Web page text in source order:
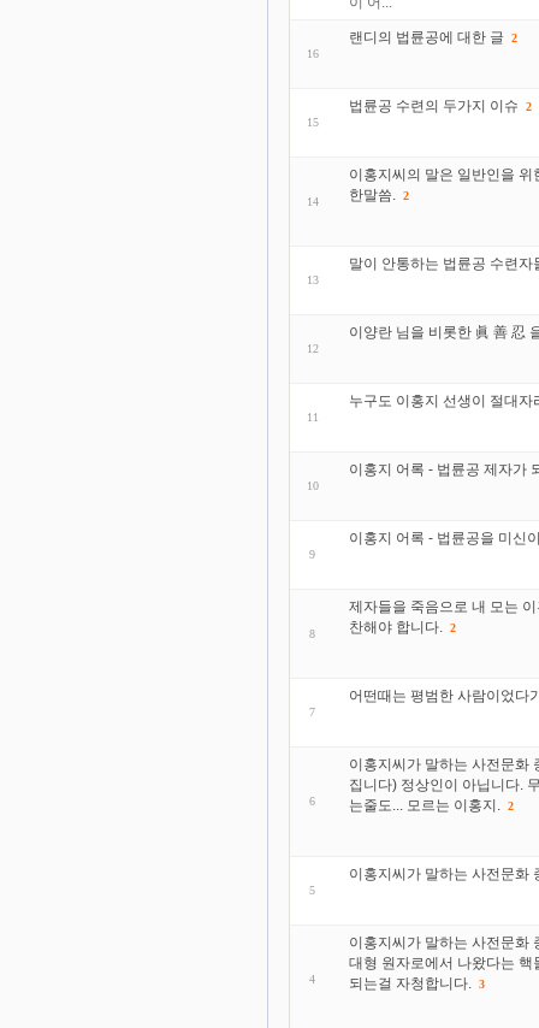
16
랜디의 법륜공에 대한 글 2
15
법륜공 수련의 두가지 이슈 2
14
이홍지씨의 말은 일반인을
한말씀.
2
13
말이 안통하는 법륜공 수련자
12
이양란 님을 비롯한 眞 善 忍
11
누구도 이홍지 선생이 절대
10
이홍지 어록 - 법륜공 제자가
9
이홍지 어록 - 법륜공을 미신
8
제자들을 죽음으로 내 모는
찬해야 합니다.
2
7
어떤때는 평범한 사람이었다
6
이홍지씨가 말하는 사전문화
집니다) 정상인이 아닙니다.
는줄도... 모르는 이홍지.
2
5
이홍지씨가 말하는 사전문화
4
이홍지씨가 말하는 사전문화
대형 원자로에서 나왔다는
되는걸 자청합니다.
3